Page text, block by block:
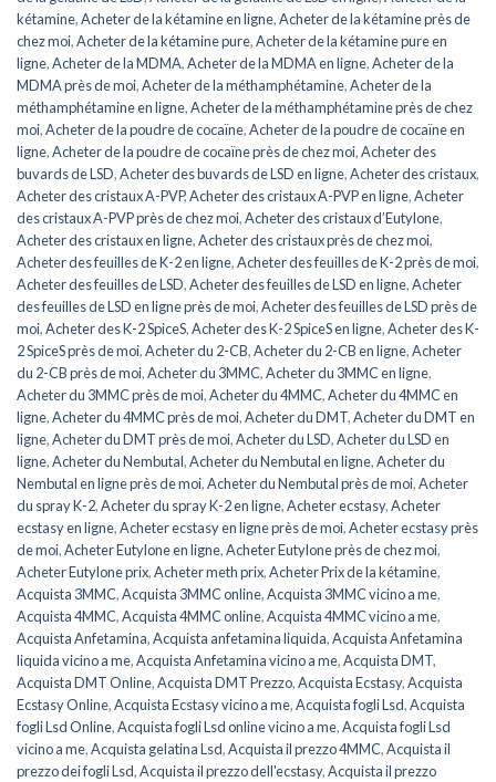
kétamine,Acheter de la kétamine en ligne,Acheter de la kétamine près de
chez moi,Acheter de la kétamine pure,Acheter de la kétamine pure en
ligne,Acheter de la MDMA,Acheter de la MDMA en ligne,Acheter de la
MDMA près de moi,Acheter de la méthamphétamine,Acheter de la
méthamphétamine en ligne,Acheter de la méthamphétamine près de chez
moi,Acheter de la poudre de cocaïne,Acheter de la poudre de cocaïne en
ligne,Acheter de la poudre de cocaïne près de chez moi,Acheter des
buvards de LSD,Acheter des buvards de LSD en ligne,Acheter des cristaux,
Acheter des cristaux A-PVP,Acheter des cristaux A-PVP en ligne,Acheter
des cristaux A-PVP près de chez moi,Acheter des cristaux d’Eutylone,
Acheter des cristaux en ligne,Acheter des cristaux près de chez moi,
Acheter des feuilles de K-2 en ligne,Acheter des feuilles de K-2 près de moi,
Acheter des feuilles de LSD,Acheter des feuilles de LSD en ligne,Acheter
des feuilles de LSD en ligne près de moi,Acheter des feuilles de LSD près de
moi,Acheter des K-2 SpiceS,Acheter des K-2 SpiceS en ligne,Acheter des K-
2 SpiceS près de moi,Acheter du 2-CB,Acheter du 2-CB en ligne,Acheter
du 2-CB près de moi,Acheter du 3MMC,Acheter du 3MMC en ligne,
Acheter du 3MMC près de moi,Acheter du 4MMC,Acheter du 4MMC en
ligne,Acheter du 4MMC près de moi,Acheter du DMT,Acheter du DMT en
ligne,Acheter du DMT près de moi,Acheter du LSD,Acheter du LSD en
ligne,Acheter du Nembutal,Acheter du Nembutal en ligne,Acheter du
Nembutal en ligne près de moi,Acheter du Nembutal près de moi,Acheter
du spray K-2,Acheter du spray K-2 en ligne,Acheter ecstasy,Acheter
ecstasy en ligne,Acheter ecstasy en ligne près de moi,Acheter ecstasy près
de moi,Acheter Eutylone en ligne,Acheter Eutylone près de chez moi,
Acheter Eutylone prix,Acheter meth prix,Acheter Prix de la kétamine,
Acquista 3MMC,Acquista 3MMC online,Acquista 3MMC vicino a me,
Acquista 4MMC,Acquista 4MMC online,Acquista 4MMC vicino a me,
Acquista Anfetamina,Acquista anfetamina liquida,Acquista Anfetamina
liquida vicino a me,Acquista Anfetamina vicino a me,Acquista DMT,
Acquista DMT Online,Acquista DMT Prezzo,Acquista Ecstasy,Acquista
Ecstasy Online,Acquista Ecstasy vicino a me,Acquista fogli Lsd,Acquista
fogli Lsd Online,Acquista fogli Lsd online vicino a me,Acquista fogli Lsd
vicino a me,Acquista gelatina Lsd,Acquista il prezzo 4MMC,Acquista il
prezzo dei fogli Lsd,Acquista il prezzo dell'ecstasy,Acquista il prezzo